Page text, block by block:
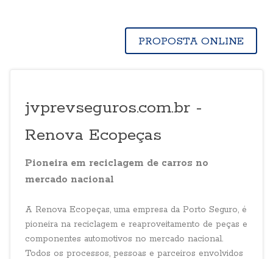
PROPOSTA ONLINE
jvprevseguros.com.br -
Renova Ecopeças
Pioneira em reciclagem de carros no
mercado nacional
A Renova Ecopeças, uma empresa da Porto Seguro, é
pioneira na reciclagem e reaproveitamento de peças e
componentes automotivos no mercado nacional.
Todos os processos, pessoas e parceiros envolvidos